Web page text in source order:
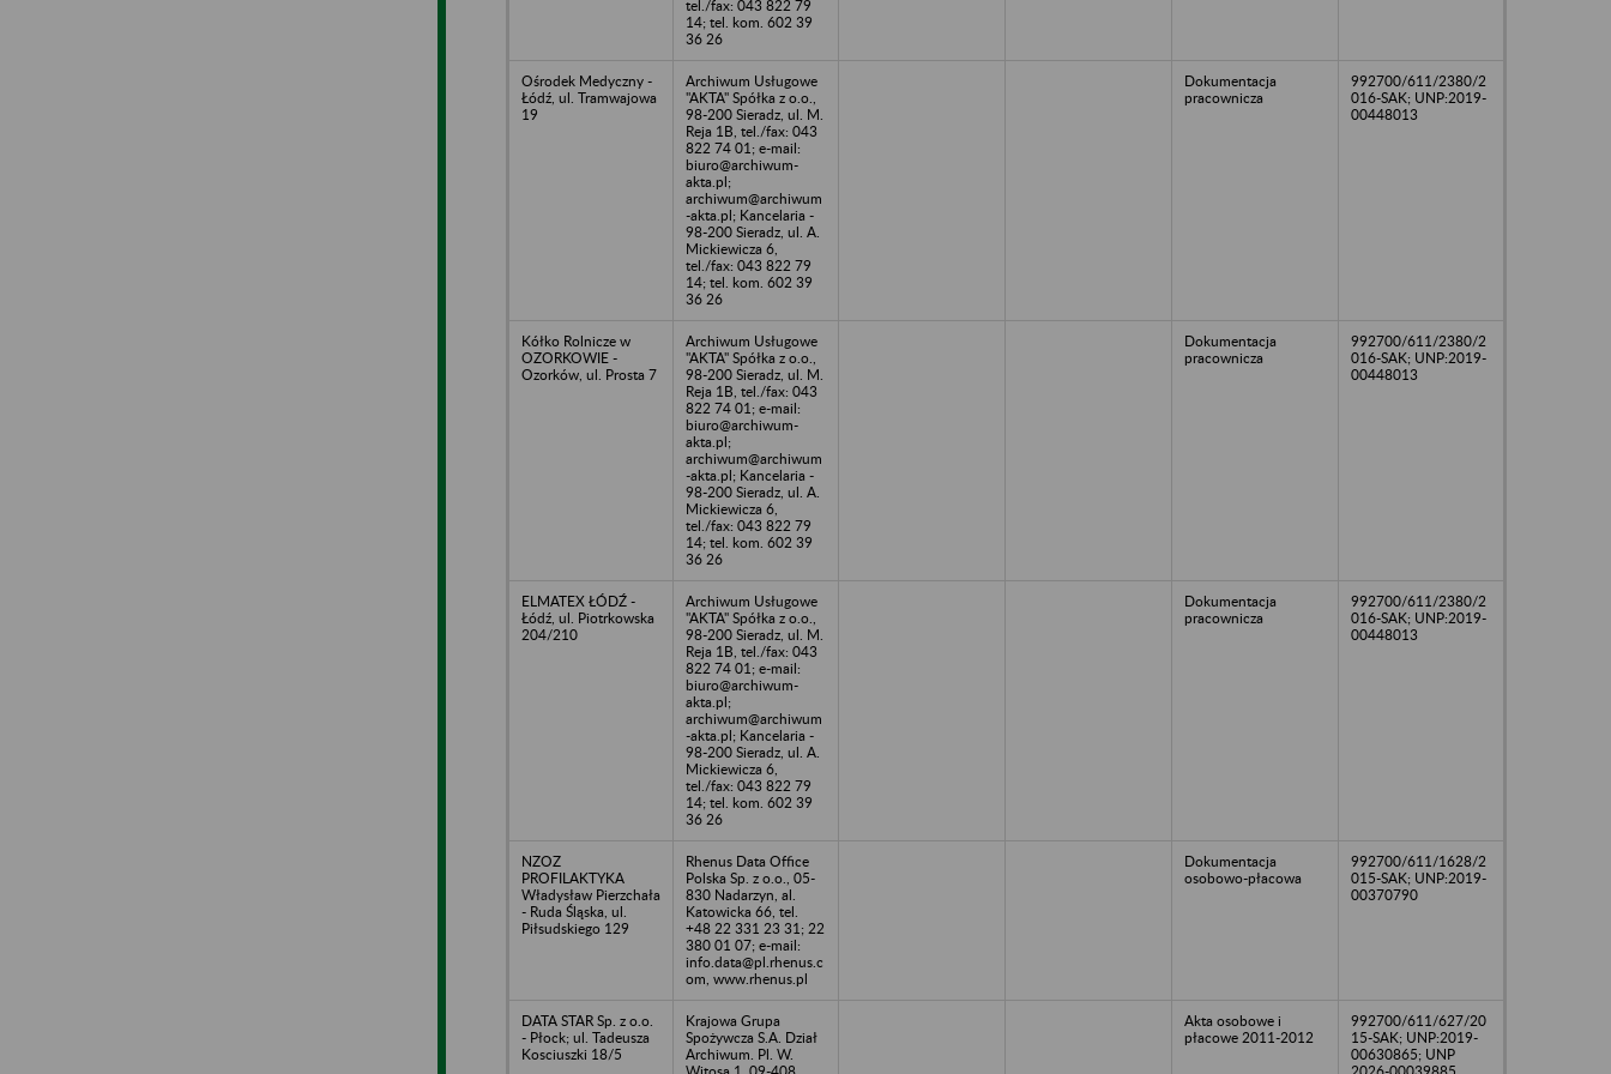
tel./fax: 043 822 79
14; tel. kom. 602 39
36 26
Ośrodek Medyczny -
Łódź, ul. Tramwajowa
19
Archiwum Usługowe
"AKTA" Spółka z o.o.,
98-200 Sieradz, ul. M.
Reja 1B, tel./fax: 043
822 74 01; e-mail:
biuro@archiwum-
akta.pl;
archiwum@archiwum
-akta.pl; Kancelaria -
98-200 Sieradz, ul. A.
Mickiewicza 6,
tel./fax: 043 822 79
14; tel. kom. 602 39
36 26
Dokumentacja
pracownicza
992700/611/2380/2
016-SAK; UNP:2019-
00448013
Kółko Rolnicze w
OZORKOWIE -
Ozorków, ul. Prosta 7
Archiwum Usługowe
"AKTA" Spółka z o.o.,
98-200 Sieradz, ul. M.
Reja 1B, tel./fax: 043
822 74 01; e-mail:
biuro@archiwum-
akta.pl;
archiwum@archiwum
-akta.pl; Kancelaria -
98-200 Sieradz, ul. A.
Mickiewicza 6,
tel./fax: 043 822 79
14; tel. kom. 602 39
36 26
Dokumentacja
pracownicza
992700/611/2380/2
016-SAK; UNP:2019-
00448013
ELMATEX ŁÓDŹ -
Łódź, ul. Piotrkowska
204/210
Archiwum Usługowe
"AKTA" Spółka z o.o.,
98-200 Sieradz, ul. M.
Reja 1B, tel./fax: 043
822 74 01; e-mail:
biuro@archiwum-
akta.pl;
archiwum@archiwum
-akta.pl; Kancelaria -
98-200 Sieradz, ul. A.
Mickiewicza 6,
tel./fax: 043 822 79
14; tel. kom. 602 39
36 26
Dokumentacja
pracownicza
992700/611/2380/2
016-SAK; UNP:2019-
00448013
NZOZ
PROFILAKTYKA
Władysław Pierzchała
- Ruda Śląska, ul.
Piłsudskiego 129
Rhenus Data Office
Polska Sp. z o.o., 05-
830 Nadarzyn, al.
Katowicka 66, tel.
+48 22 331 23 31; 22
380 01 07; e-mail:
info.data@pl.rhenus.c
om, www.rhenus.pl
Dokumentacja
osobowo-płacowa
992700/611/1628/2
015-SAK; UNP:2019-
00370790
DATA STAR Sp. z o.o.
- Płock; ul. Tadeusza
Kosciuszki 18/5
Krajowa Grupa
Spożywcza S.A. Dział
Archiwum. Pl. W.
Akta osobowe i
płacowe 2011-2012
992700/611/627/20
15-SAK; UNP:2019-
00630865; UNP